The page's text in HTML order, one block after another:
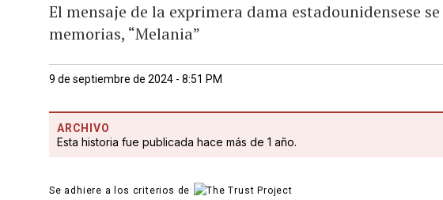
El mensaje de la exprimera dama estadounidensese
memorias, “Melania”
9 de septiembre de 2024 - 8:51 PM
ARCHIVO
Esta historia fue publicada hace más de 1 año.
Se adhiere a los criterios de